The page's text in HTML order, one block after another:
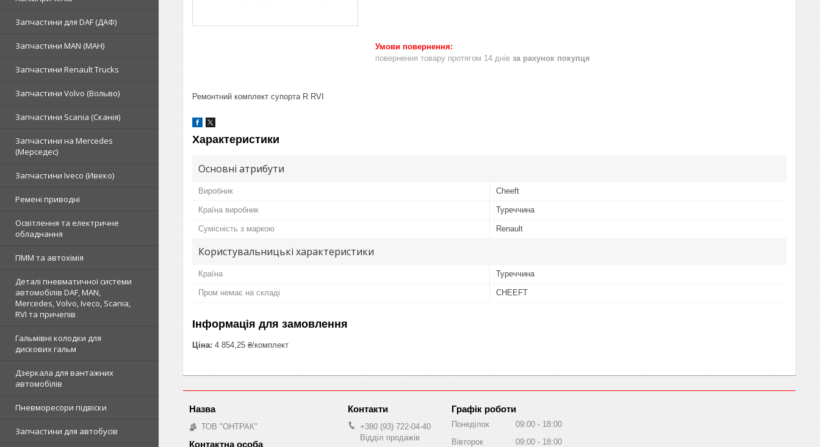
Запчастини для DAF (ДАФ)
Запчастини MAN (МАН)
Запчастини Renault Trucks
Запчастини Volvo (Вольво)
Запчастини Scania (Сканія)
Запчастини на Mercedes
(Мерседес)
Запчастини Iveco (Ивеко)
Ремені приводні
Освітлення та електричне
обладнання
ПММ та автохімія
Деталі пневматичної системи
автомобілів DAF, MAN,
Mercedes, Volvo, Iveco, Scania,
RVI та причепів
Гальмівні колодки для
дискових гальм
Дзеркала для вантажних
автомобілів
Пневморесори підвіски
Запчастини для автобусів
повернення товару протягом 14 днів за рахунок покупця
Ремонтний комплект супорта R RVI
Характеристики
Основні атрибути
Виробник Cheeft
Країна виробник Туреччина
Сумісність з маркою Renault
Користувальницькі характеристики
Країна Туреччина
Пром немає на складі CHEEFT
Інформація для замовлення
Ціна: 4 854,25 ₴/комплект
ТОВ "ОНТРАК"
+380 (93) 722-04-40
Відділ продажів
Графік роботи
Понеділок 09:00
18:00
Вівторок
09:00
18:00